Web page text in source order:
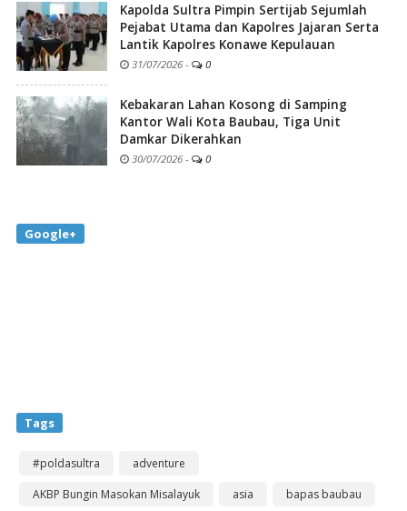
Kapolda Sultra Pimpin Sertijab Sejumlah
Pejabat Utama dan Kapolres Jajaran Serta
Lantik Kapolres Konawe Kepulauan
31/07/2026 - 0
Kebakaran Lahan Kosong di Samping
Kantor Wali Kota Baubau, Tiga Unit
Damkar Dikerahkan
30/07/2026 - 0
Google+
Tags
#poldasultra
adventure
AKBP Bungin Masokan Misalayuk
asia
bapas baubau